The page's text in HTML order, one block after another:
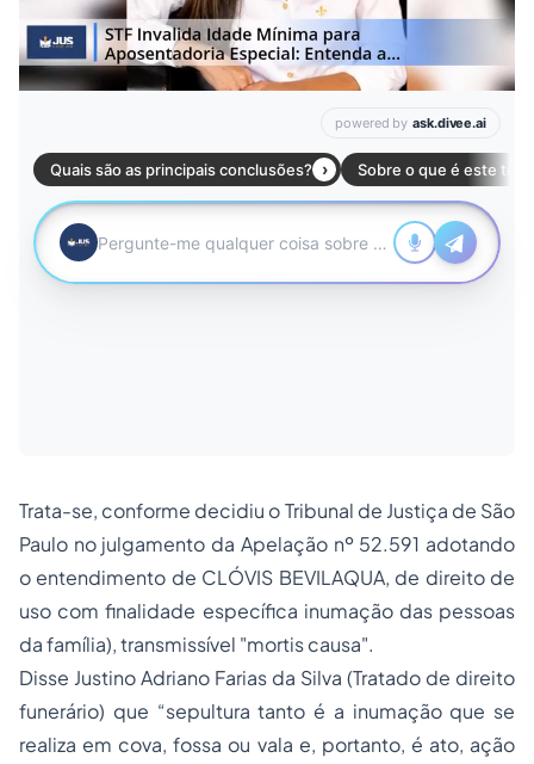
Trata-se, conforme decidiu o Tribunal de Justiça de São
Paulo no julgamento da Apelação nº 52.591 adotando
o entendimento de CLÓVIS BEVILAQUA, de direito de
uso com finalidade específica inumação das pessoas
da família), transmissível "mortis causa".
Disse Justino Adriano Farias da Silva (Tratado de direito
funerário) que “sepultura tanto é a inumação que se
realiza em cova, fossa ou vala e, portanto, é ato, ação